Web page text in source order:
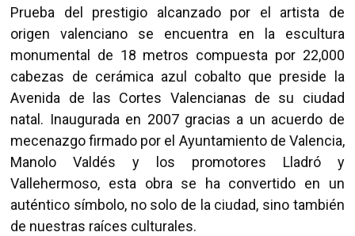
Prueba del prestigio alcanzado por el artista de
origen valenciano se encuentra en la escultura
monumental de 18 metros compuesta por 22,000
cabezas de cerámica azul cobalto que preside la
Avenida de las Cortes Valencianas de su ciudad
natal. Inaugurada en 2007 gracias a un acuerdo de
mecenazgo firmado por el Ayuntamiento de Valencia,
Manolo Valdés y los promotores Lladró y
Vallehermoso, esta obra se ha convertido en un
auténtico símbolo, no solo de la ciudad, sino también
de nuestras raíces culturales.